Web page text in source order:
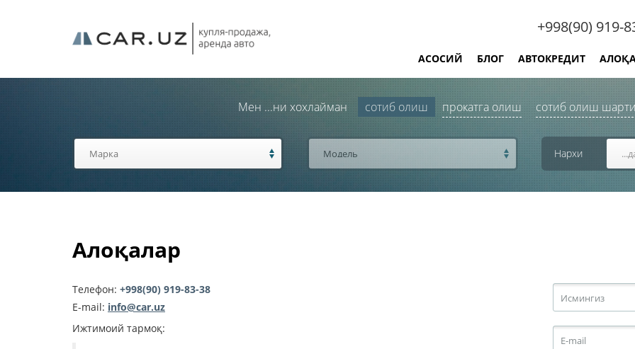
+998(90) 919-
АСОСИЙ БЛОГ АВТОКРЕДИТ
Мен ...ни хохлайман сотиб олиш прокатга олиш сотиб олиш
Модель Нархи
Алоқалар
Телефон: +998(90) 919-83-38
E-mail: info@car.uz
Ижтимоий тармоқ: